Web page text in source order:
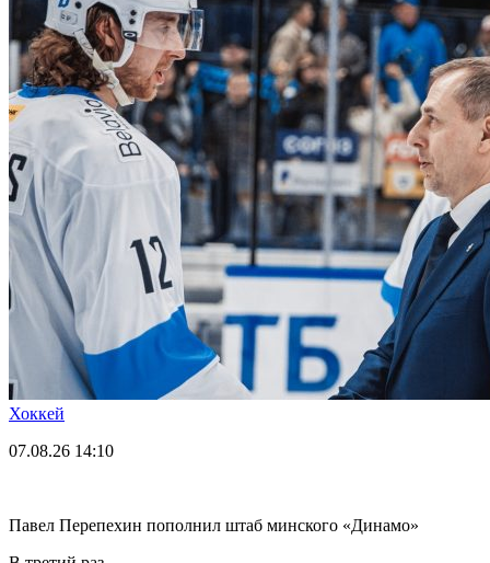
Хоккей
07.08.26 14:10
Павел Перепехин пополнил штаб минского «Динамо»